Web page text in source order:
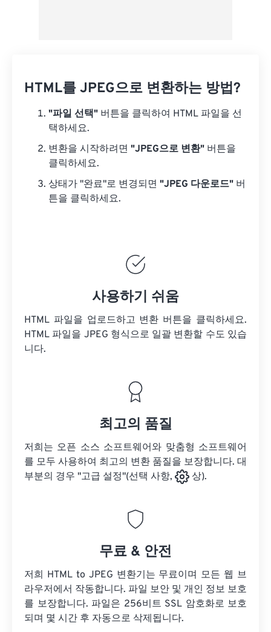
HTML를 JPEG으로 변환하는 방법?
"파일 선택" 버튼을 클릭하여 HTML 파일을 선
택하세요.
변환을 시작하려면 "JPEG으로 변환" 버튼을
클릭하세요.
상태가 "완료"로 변경되면 "JPEG 다운로드" 버
튼을 클릭하세요.
사용하기 쉬움
HTML 파일을 업로드하고 변환 버튼을 클릭하세요.
HTML 파일을 JPEG 형식으로 일괄 변환할 수도 있습
니다.
최고의 품질
저희는 오픈 소스 소프트웨어와 맞춤형 소프트웨어
를 모두 사용하여 최고의 변환 품질을 보장합니다. 대
부분의 경우 "고급 설정"(선택 사항,
상).
무료 & 안전
저희 HTML to JPEG 변환기는 무료이며 모든 웹 브
라우저에서 작동합니다. 파일 보안 및 개인 정보 보호
를 보장합니다. 파일은 256비트 SSL 암호화로 보호
되며 몇 시간 후 자동으로 삭제됩니다.